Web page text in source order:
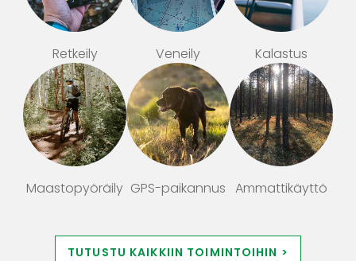
Retkeily Veneily Kalastus
Maastopyöräily GPS-paikannus Ammattikäyttö
TUTUSTU KAIKKIIN TOIMINTOIHIN >